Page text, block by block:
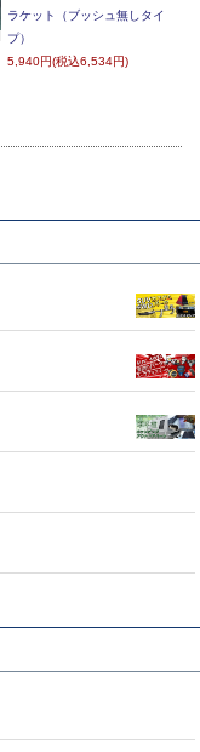
ラケット（ブッシュ無しタイ
プ）
5,940円(税込6,534円)